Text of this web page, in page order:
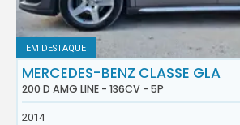
EM DESTAQUE
MERCEDES-BENZ CLASSE GLA
200 D AMG LINE - 136CV - 5P
2014